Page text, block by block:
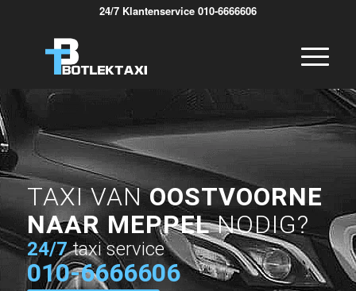
24/7 Klantenservice 010-6666606
TAXI VANOOSTVOORNE
NAAR MEPPELNODIG?
24/7 taxi service
010-6666606